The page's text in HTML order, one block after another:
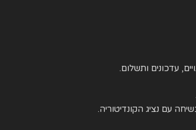
עדכונים ותשלום.
עם נציג הקונדיטוריה.